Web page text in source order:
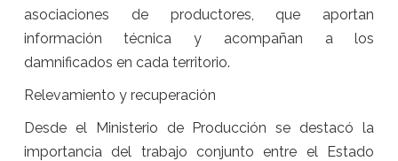
asociaciones de productores, que aportan
información técnica y acompañan a los
damnificados en cada territorio.
Relevamiento y recuperación
Desde el Ministerio de Producción se destacó la
importancia del trabajo conjunto entre el Estado